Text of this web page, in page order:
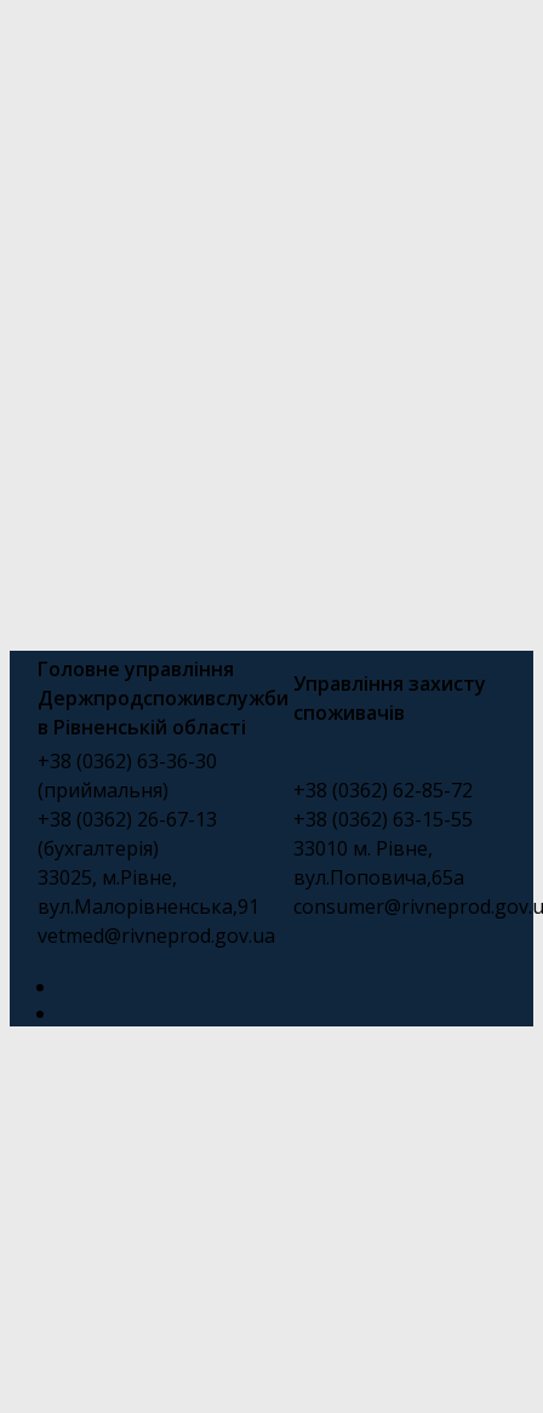
Головне управління
Держпродспоживслужби
в Рівненській області
Управління захисту
споживачів
+38 (0362) 63-36-30
(приймальня)
+38 (0362) 26-67-13
(бухгалтерія)
33025, м.Рівне,
вул.Малорівненська,91
vetmed@rivneprod.gov.ua
+38 (0362) 62-85-72
+38 (0362) 63-15-55
33010 м. Рівне,
вул.Поповича,65а